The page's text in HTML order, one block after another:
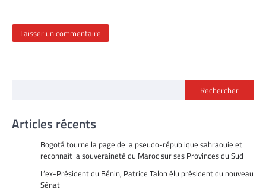
Rechercher
Articles récents
Bogotá tourne la page de la pseudo-république sahraouie et
reconnaît la souveraineté du Maroc sur ses Provinces du Sud
L’ex-Président du Bénin, Patrice Talon élu président du nouveau
Sénat